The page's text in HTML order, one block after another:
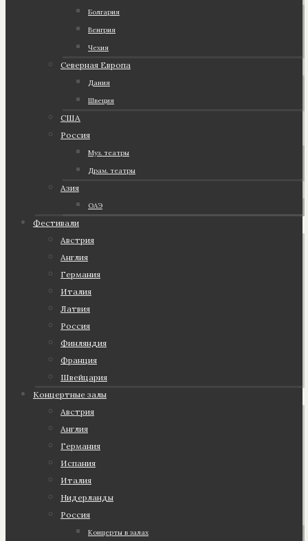
Болгария
Венгрия
Чехия
Северная Европа
Дания
Швеция
США
Россия
Муз. театры
Драм. театры
Азия
ОАЭ
Фестивали
Австрия
Англия
Германия
Италия
Латвия
Россия
Финляндия
Франция
Швейцария
Концертные залы
Австрия
Англия
Германия
Испания
Италия
Нидерланды
Россия
Концерты в залах